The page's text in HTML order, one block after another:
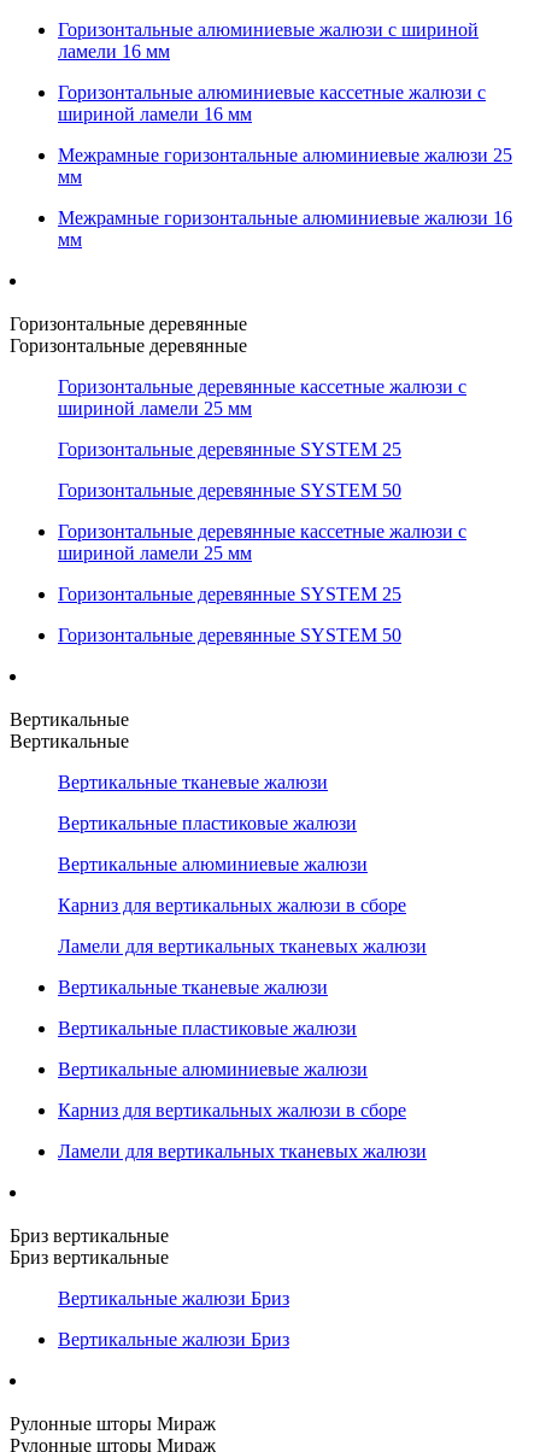
Горизонтальные алюминиевые жалюзи с шириной
ламели 16 мм
Горизонтальные алюминиевые кассетные жалюзи с
шириной ламели 16 мм
Межрамные горизонтальные алюминиевые жалюзи 25
мм
Межрамные горизонтальные алюминиевые жалюзи 16
мм
Горизонтальные деревянные
Горизонтальные деревянные
Горизонтальные деревянные кассетные жалюзи с
шириной ламели 25 мм
Горизонтальные деревянные SYSTEM 25
Горизонтальные деревянные SYSTEM 50
Горизонтальные деревянные кассетные жалюзи с
шириной ламели 25 мм
Горизонтальные деревянные SYSTEM 25
Горизонтальные деревянные SYSTEM 50
Вертикальные
Вертикальные
Вертикальные тканевые жалюзи
Вертикальные пластиковые жалюзи
Вертикальные алюминиевые жалюзи
Карниз для вертикальных жалюзи в сборе
Ламели для вертикальных тканевых жалюзи
Вертикальные тканевые жалюзи
Вертикальные пластиковые жалюзи
Вертикальные алюминиевые жалюзи
Карниз для вертикальных жалюзи в сборе
Ламели для вертикальных тканевых жалюзи
Бриз вертикальные
Бриз вертикальные
Вертикальные жалюзи Бриз
Вертикальные жалюзи Бриз
Рулонные шторы Мираж
Рулонные шторы Мираж